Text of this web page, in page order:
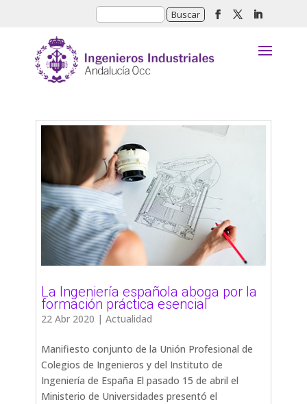
La Ingeniería española aboga por la
formación práctica esencial
22 Abr 2020 |Actualidad
Manifiesto conjunto de la Unión Profesional de
Colegios de Ingenieros y del Instituto de
Ingeniería de España El pasado 15 de abril el
Ministerio de Universidades presentó el